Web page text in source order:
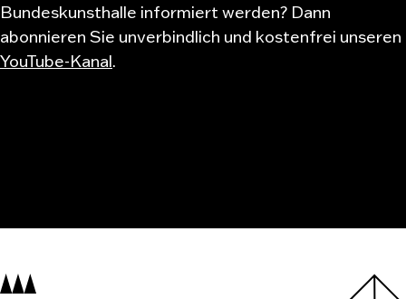
Bundeskunsthalle informiert werden? Dann
abonnieren Sie unverbindlich und kostenfrei unseren
YouTube-Kanal.